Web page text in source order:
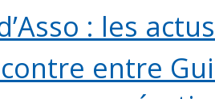
: les
entre